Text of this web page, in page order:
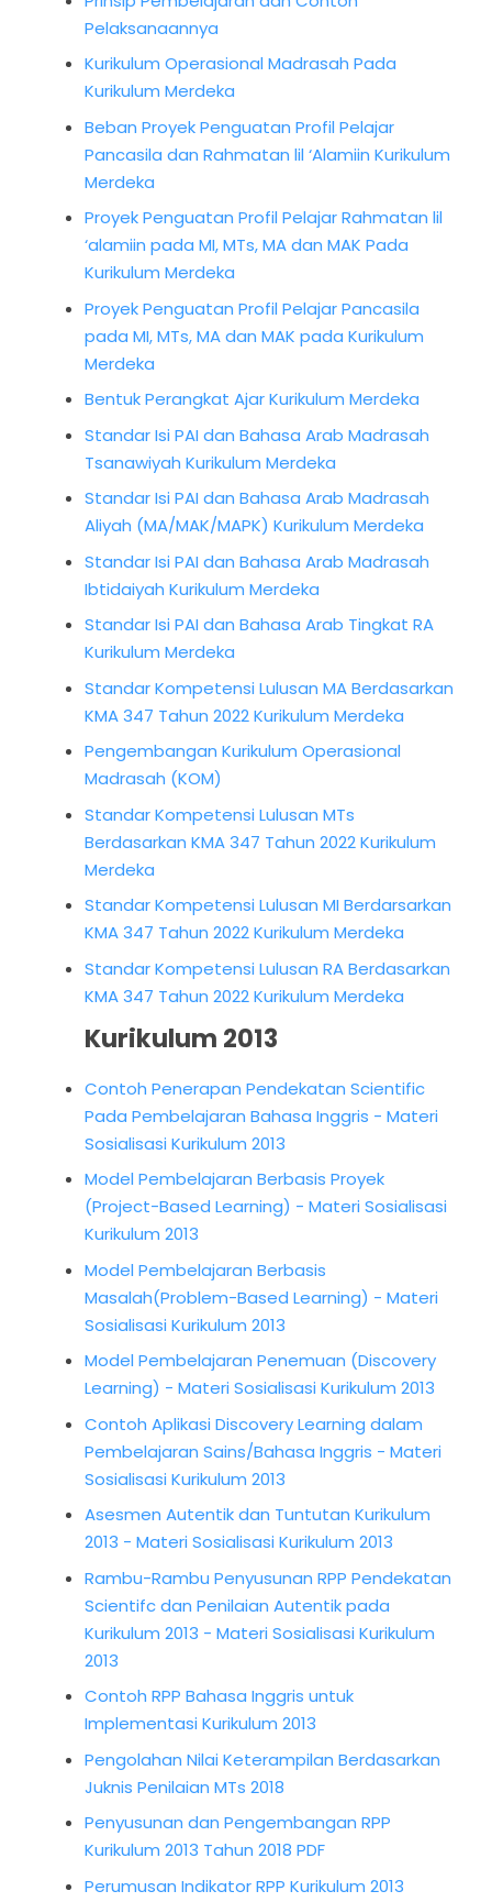
Pelaksanaannya
Kurikulum Operasional Madrasah Pada
Kurikulum Merdeka
Beban Proyek Penguatan Profil Pelajar
Pancasila dan Rahmatan lil ‘Alamiin Kurikulum
Merdeka
Proyek Penguatan Profil Pelajar Rahmatan lil
‘alamiin pada MI, MTs, MA dan MAK Pada
Kurikulum Merdeka
Proyek Penguatan Profil Pelajar Pancasila
pada MI, MTs, MA dan MAK pada Kurikulum
Merdeka
Bentuk Perangkat Ajar Kurikulum Merdeka
Standar Isi PAI dan Bahasa Arab Madrasah
Tsanawiyah Kurikulum Merdeka
Standar Isi PAI dan Bahasa Arab Madrasah
Aliyah (MA/MAK/MAPK) Kurikulum Merdeka
Standar Isi PAI dan Bahasa Arab Madrasah
Ibtidaiyah Kurikulum Merdeka
Standar Isi PAI dan Bahasa Arab Tingkat RA
Kurikulum Merdeka
Standar Kompetensi Lulusan MA Berdasarkan
KMA 347 Tahun 2022 Kurikulum Merdeka
Pengembangan Kurikulum Operasional
Madrasah (KOM)
Standar Kompetensi Lulusan MTs
Berdasarkan KMA 347 Tahun 2022 Kurikulum
Merdeka
Standar Kompetensi Lulusan MI Berdarsarkan
KMA 347 Tahun 2022 Kurikulum Merdeka
Standar Kompetensi Lulusan RA Berdasarkan
KMA 347 Tahun 2022 Kurikulum Merdeka
Kurikulum 2013
Contoh Penerapan Pendekatan Scientific
Pada Pembelajaran Bahasa Inggris - Materi
Sosialisasi Kurikulum 2013
Model Pembelajaran Berbasis Proyek
(Project-Based Learning) - Materi Sosialisasi
Kurikulum 2013
Model Pembelajaran Berbasis
Masalah(Problem-Based Learning) - Materi
Sosialisasi Kurikulum 2013
Model Pembelajaran Penemuan (Discovery
Learning) - Materi Sosialisasi Kurikulum 2013
Contoh Aplikasi Discovery Learning dalam
Pembelajaran Sains/Bahasa Inggris - Materi
Sosialisasi Kurikulum 2013
Asesmen Autentik dan Tuntutan Kurikulum
2013 - Materi Sosialisasi Kurikulum 2013
Rambu-Rambu Penyusunan RPP Pendekatan
Scientifc dan Penilaian Autentik pada
Kurikulum 2013 - Materi Sosialisasi Kurikulum
2013
Contoh RPP Bahasa Inggris untuk
Implementasi Kurikulum 2013
Pengolahan Nilai Keterampilan Berdasarkan
Juknis Penilaian MTs 2018
Penyusunan dan Pengembangan RPP
Kurikulum 2013 Tahun 2018 PDF
Perumusan Indikator RPP Kurikulum 2013